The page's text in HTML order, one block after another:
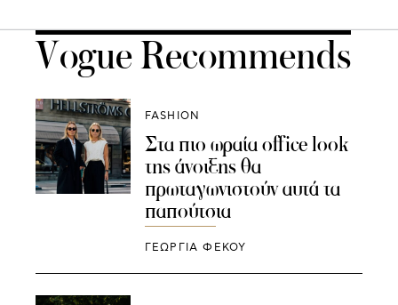
Vogue Recommends
FASHION
Στα πιο ωραία office look
της άνοιξης θα
πρωταγωνιστούν αυτά τα
παπούτσια
ΓΕΩΡΓΙΑ ΦΕΚΟΥ